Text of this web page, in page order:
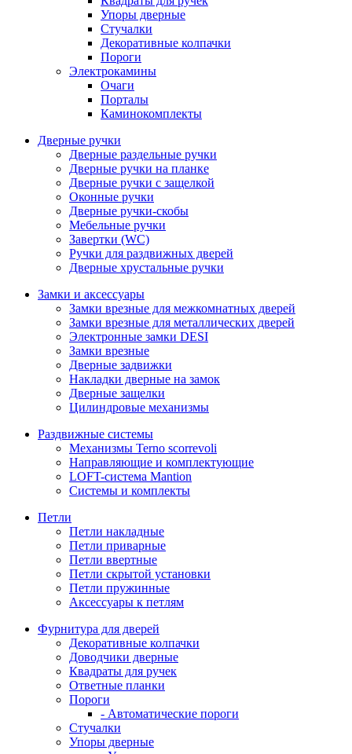
Упоры дверные
Стучалки
Декоративные колпачки
Пороги
Электрокамины
Очаги
Порталы
Каминокомплекты
Дверные ручки
Дверные раздельные ручки
Дверные ручки на планке
Дверные ручки с защелкой
Оконные ручки
Дверные ручки-скобы
Мебельные ручки
Завертки (WC)
Ручки для раздвижных дверей
Дверные хрустальные ручки
Замки и аксессуары
Замки врезные для межкомнатных дверей
Замки врезные для металлических дверей
Электронные замки DESI
Замки врезные
Дверные задвижки
Накладки дверные на замок
Дверные защелки
Цилиндровые механизмы
Раздвижные системы
Механизмы Terno scorrevoli
Направляющие и комплектующие
LOFT-cистема Mantion
Системы и комплекты
Петли
Петли накладные
Петли приварные
Петли ввертные
Петли скрытой установки
Петли пружинные
Аксессуары к петлям
Фурнитура для дверей
Декоративные колпачки
Доводчики дверные
Квадраты для ручек
Ответные планки
Пороги
- Автоматические пороги
Стучалки
Упоры дверные